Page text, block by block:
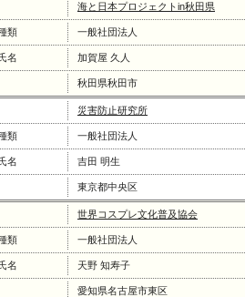
海と日本プロジェクトin秋田県
類 一般社団法人
名 加賀屋 久人
秋田県秋田市
災害防止研究所
類 一般社団法人
名 吉田 明生
東京都中央区
世界コスプレ文化普及協会
類 一般社団法人
名 天野 知寿子
愛知県名古屋市東区